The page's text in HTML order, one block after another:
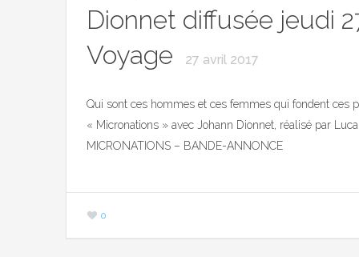
Dionnet diffusée jeudi
Voyage
27 avril 2017
Qui sont ces hommes et ces femmes qui fondent ces
« Micronations » avec Johann Dionnet, réalisé par
MICRONATIONS – BANDE-ANNONCE
0